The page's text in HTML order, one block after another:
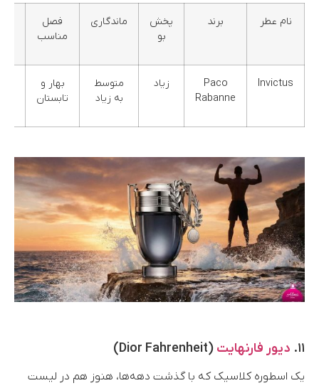
نام عطر برند
پخش
بو
ماندگاری
فصل
مناسب
Invictus
Paco
Rabanne
زیاد
متوسط
به زیاد
بهار و
تابستان
۱۱. دیور فارنهایت (Dior Fahrenheit)
یک اسطوره کلاسیک که با گذشت دهه‌ها، هنوز هم در لیست